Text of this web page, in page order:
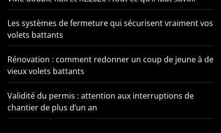
Les systèmes de fermeture qui sécurisent vraiment vos
volets battants
Rénovation : comment redonner un coup de jeune à de
vieux volets battants
Validité du permis : attention aux interruptions de
chantier de plus d’un an